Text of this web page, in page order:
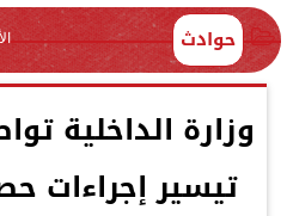
حوادث
وزارة الداخلية
تيسير إجراءات